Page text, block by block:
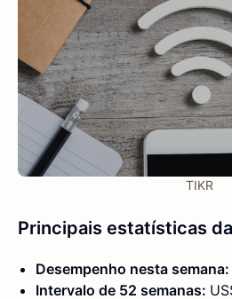
TIKR
Principais estatísticas
Desempenho nesta semana:
Intervalo de 52 semanas: